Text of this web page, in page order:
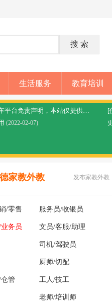
生活服务 教育培训
[网站公告]拼车顺风车平台免责声明，本站仅提供信息分享 [
(2022-02-07)
家教外教 发布家教外教
/零售 服务员/收银员
务员 文员/客服/助理
司机/驾驶员
厨师/切配
管 工人/技工
老师/培训师